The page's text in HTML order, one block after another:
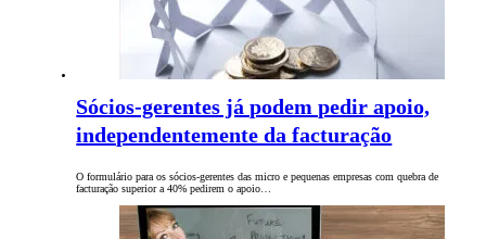
Sócios-gerentes já podem pedir apoio,
independentemente da facturação
O formulário para os sócios-gerentes das micro e pequenas empresas com quebra de
facturação superior a 40% pedirem o apoio…